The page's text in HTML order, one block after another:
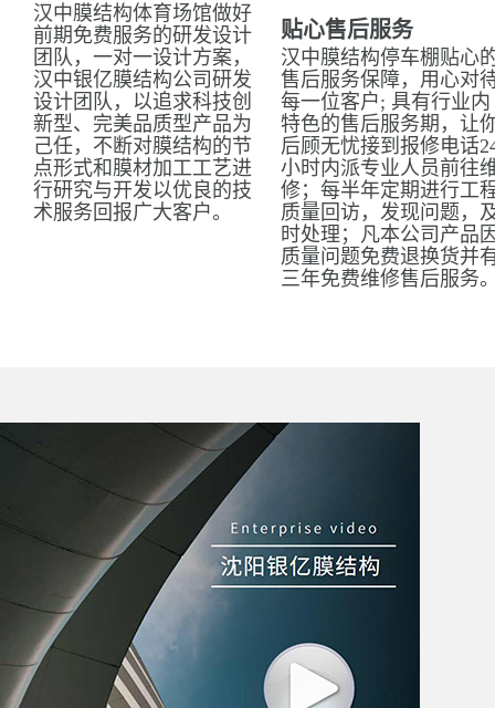
汉中膜结构体育场馆做好
前期免费服务的研发设计
团队，一对一设计方案，
汉中银亿膜结构公司研发
设计团队，以追求科技创
新型、完美品质型产品为
己任，不断对膜结构的节
点形式和膜材加工工艺进
行研究与开发以优良的技
术服务回报广大客户。
贴心售后服务
汉中膜结构停车棚贴心
售后服务保障，用心对
每一位客户; 具有行业内
特色的售后服务期，让
后顾无忧接到报修电话
小时内派专业人员前往
修；每半年定期进行工
质量回访，发现问题，
时处理；凡本公司产品
质量问题免费退换货并
三年免费维修售后服务